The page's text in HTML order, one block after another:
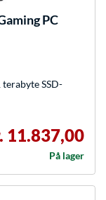
PC
SSD-
11.837,00
På lager